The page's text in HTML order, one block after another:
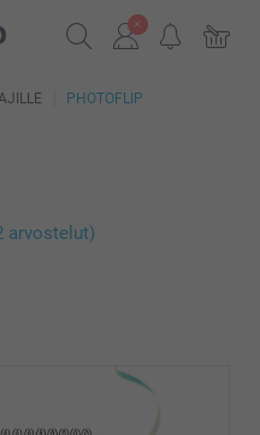
PHOTOFLIP
arvostelut)